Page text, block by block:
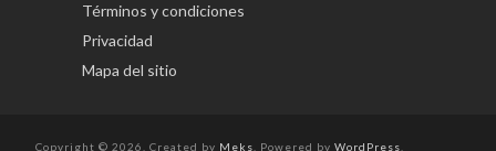
Términos y condiciones
Privacidad
Mapa del sitio
Copyright © 2026. Created by Meks . Powered by WordPress